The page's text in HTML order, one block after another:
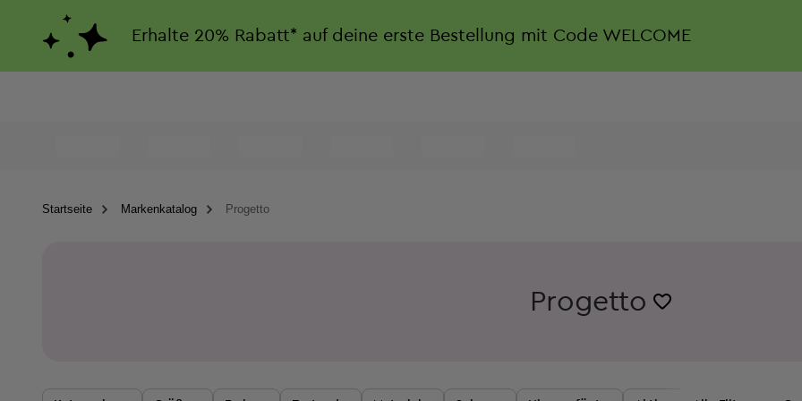
Erhalte 20% Rabatt* auf deine erste Bestellung mit Code WELCOME
Startseite Markenkatalog Progetto
Progetto